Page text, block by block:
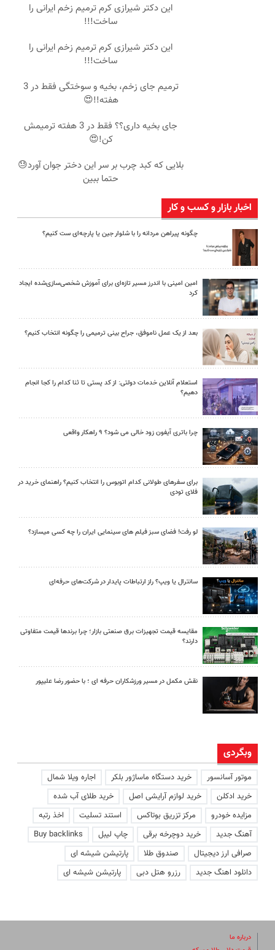
این دکتر شیرازی کرم ترمیم زخم ایرانی را
ساخت!!!
این دکتر شیرازی کرم ترمیم زخم ایرانی را
ساخت!!!
ترمیم جای زخم، بخیه و سوختگی فقط در 3
هفته!!😍
جای بخیه داری؟؟ فقط در 3 هفته ترمیمش
کن!😍
بلایی که کبد چرب بر سر این دختر جوان آورد😓
حتما ببین
اخبار بازار و کسب و کار
چگونه پیراهن مردانه را با شلوار جین یا پارچه‌ای ست کنیم؟
امین امینی با اندرز مسیر تازه‌ای برای آموزش شخصی‌سازی‌شده ایجاد
کرد
بعد از یک عمل ناموفق، جراح بینی ترمیمی را چگونه انتخاب کنیم؟
استعلام آنلاین خدمات دولتی: از کد پستی تا ثنا کدام را کجا انجام
دهیم؟
چرا باتری آیفون زود خالی می شود؟ ۹ راهکار واقعی
برای سفرهای طولانی کدام اتوبوس را انتخاب کنیم؟ راهنمای خرید در
فلای تودی
لو رفت! فضای سبز فیلم های سینمایی ایران را چه کسی میسازد؟
سانترال یا ویپ؟ راز ارتباطات پایدار در شرکت‌های حرفه‌ای
مقایسه قیمت تجهیزات برق صنعتی بازار؛ چرا برندها قیمت متفاوتی
دارند؟
نقش مکمل در مسیر ورزشکاران حرفه ای ؛ با حضور رضا علیپور
وبگردی
موتور آسانسور خرید دستگاه ماساژور بلکر
اجاره ویلا شمال
خرید ادکلن
خرید لوازم آرایشی اصل
خرید طلای آب شده
مزایده خودرو
مرکز تزریق بوتاکس استند تسلیت
اخذ رتبه
آهنگ جدید
خرید دوچرخه برقی چاپ لیبل
Buy backlinks
صرافی ارز دیجیتال
صندوق طلا
پارتیشن شیشه ای
دانلود اهنگ جدید
رزرو هتل دبی پارتیشن شیشه ای
درباره ما